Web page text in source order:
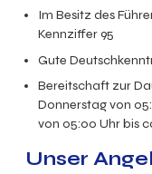
Im Besitz des
Kennziffer 95
Gute
Bereitschaft zur
Donnerstag von
von 05:00 Uhr bis
Unser